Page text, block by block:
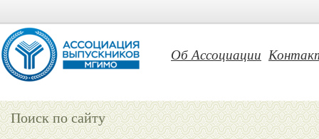
Об Ассоциации
Поиск по сайту